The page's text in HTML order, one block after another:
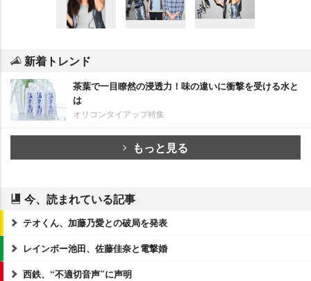
新着トレンド
茶葉で一目瞭然の浸透力！味の違いに衝撃を受ける水と
は
オリコンタイアップ特集
もっと見る
今、読まれている記事
テオくん、加藤乃愛との破局を発表
レインボー池田、佐藤佳奈と電撃婚
西鉄、“不適切音声”に声明